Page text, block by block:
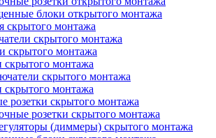
блоки открытого монтажа
скрытого монтажа
скрытого монтажа
скрытого монтажа
монтажа
скрытого монтажа
скрытого монтажа
розетки скрытого монтажа
розетки скрытого монтажа
(диммеры) скрытого монтажа